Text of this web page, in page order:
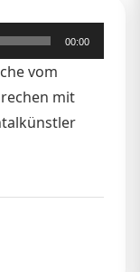
00:00
vom
mit